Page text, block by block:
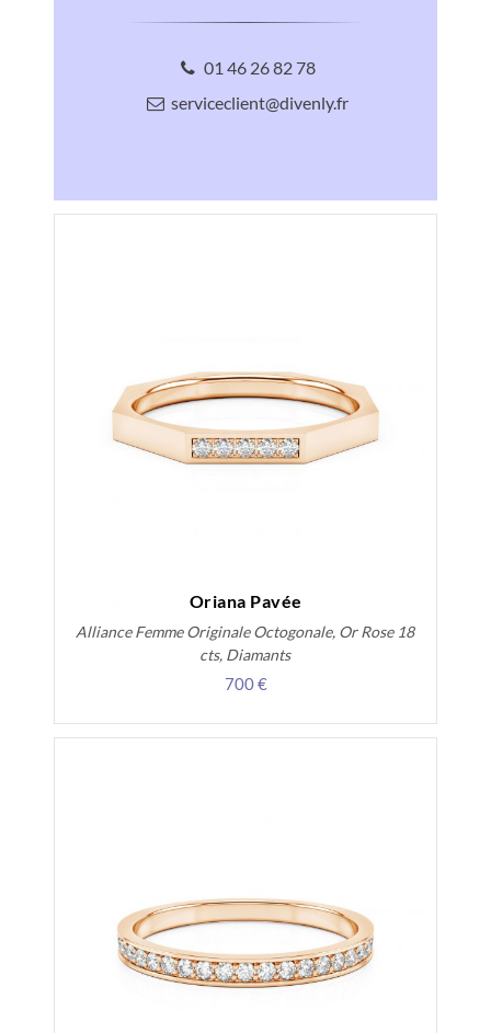
01 46 26 82 78
serviceclient@divenly.fr
Oriana Pavée
Alliance Femme Originale Octogonale, Or Rose 18
cts, Diamants
700 €